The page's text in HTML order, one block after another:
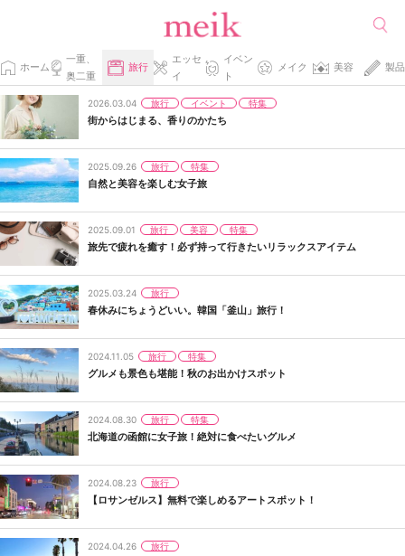
ホーム
一重、
奥二重
旅行
エッセ
イ
イベン
ト
メイク 美容 製品
2026.03.04 旅行 イベント 特集
街からはじまる、香りのかたち
2025.09.26 旅行 特集
自然と美容を楽しむ女子旅
2025.09.01 旅行 美容 特集
旅先で疲れを癒す！必ず持って行きたいリラックスアイテム
2025.03.24 旅行
春休みにちょうどいい。韓国「釜山」旅行！
2024.11.05 旅行 特集
グルメも景色も堪能！秋のお出かけスポット
2024.08.30 旅行 特集
北海道の函館に女子旅！絶対に食べたいグルメ
2024.08.23 旅行
【ロサンゼルス】無料で楽しめるアートスポット！
2024.04.26 旅行